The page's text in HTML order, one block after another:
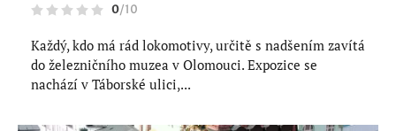
0/10
Každý, kdo má rád lokomotivy, určitě s nadšením zavítá
do železničního muzea v Olomouci. Expozice se
nachází v Táborské ulici,...